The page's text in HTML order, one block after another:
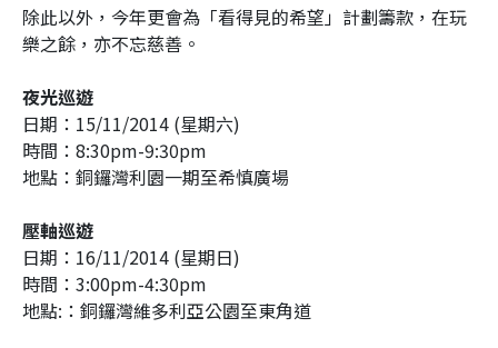
除此以外，今年更會為「看得見的希望」計劃籌款，在玩
樂之餘，亦不忘慈善。
夜光巡遊
日期：15/11/2014 (星期六)
時間：8:30pm-9:30pm
地點：銅鑼灣利園一期至希慎廣場
壓軸巡遊
日期：16/11/2014 (星期日)
時間：3:00pm-4:30pm
地點:：銅鑼灣維多利亞公園至東角道